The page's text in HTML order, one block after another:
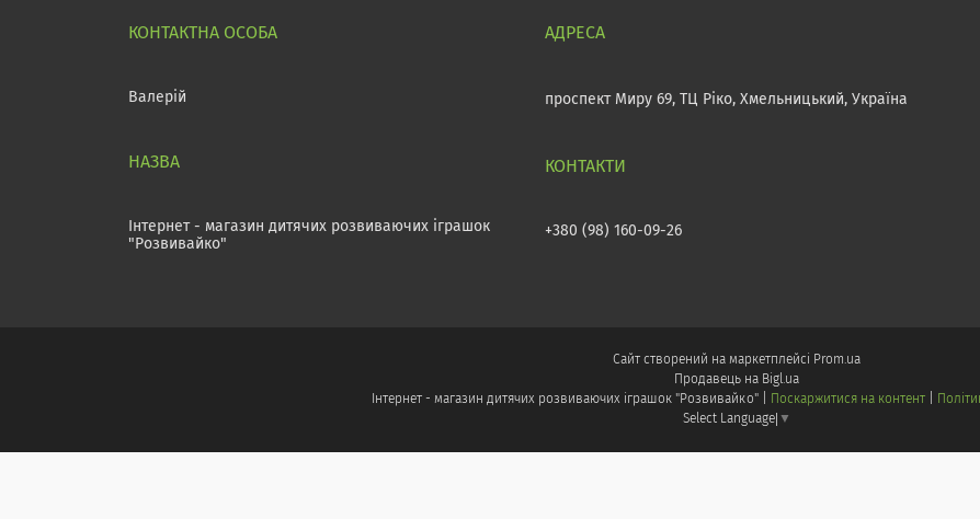
Валерій
Інтернет - магазин дитячих розвиваючих іграшок
"Розвивайко"
проспект Миру 69, ТЦ Ріко, Хмельницький, Україна
+380 (98) 160-09-26
Сайт створений на маркетплейсі Prom.ua
Продавець на Bigl.ua
Поскаржитися на контент
Select Language ▼